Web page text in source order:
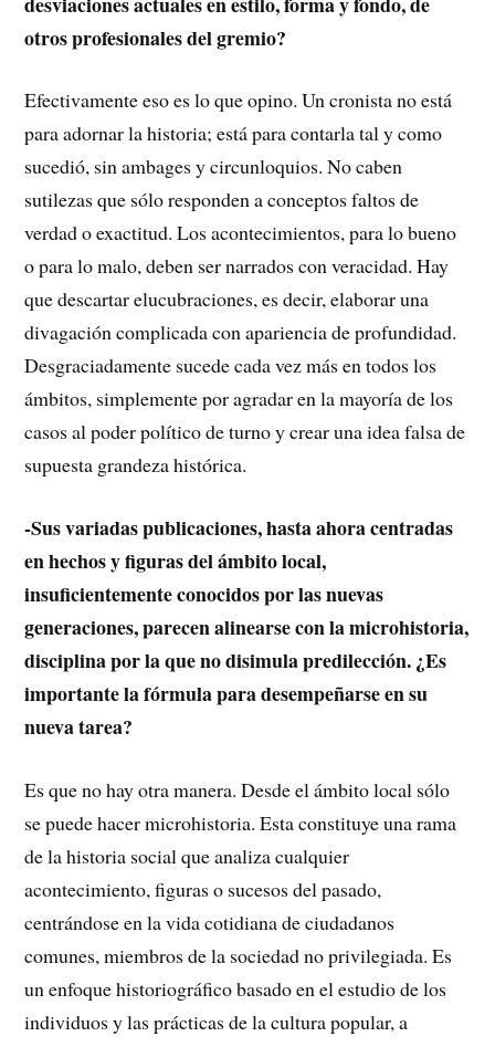
otros profesionales del gremio?
Efectivamente eso es lo que opino. Un cronista no está
para adornar la historia; está para contarla tal y como
sucedió, sin ambages y circunloquios. No caben
sutilezas que sólo responden a conceptos faltos de
verdad o exactitud. Los acontecimientos, para lo bueno
o para lo malo, deben ser narrados con veracidad. Hay
que descartar elucubraciones, es decir, elaborar una
divagación complicada con apariencia de profundidad.
Desgraciadamente sucede cada vez más en todos los
ámbitos, simplemente por agradar en la mayoría de los
casos al poder político de turno y crear una idea falsa de
supuesta grandeza histórica.
-Sus variadas publicaciones, hasta ahora centradas
en hechos y figuras del ámbito local,
insuficientemente conocidos por las nuevas
generaciones, parecen alinearse con la microhistoria,
disciplina por la que no disimula predilección. ¿Es
importante la fórmula para desempeñarse en su
nueva tarea?
Es que no hay otra manera. Desde el ámbito local sólo
se puede hacer microhistoria. Esta constituye una rama
de la historia social que analiza cualquier
acontecimiento, figuras o sucesos del pasado,
centrándose en la vida cotidiana de ciudadanos
comunes, miembros de la sociedad no privilegiada. Es
un enfoque historiográfico basado en el estudio de los
individuos y las prácticas de la cultura popular, a